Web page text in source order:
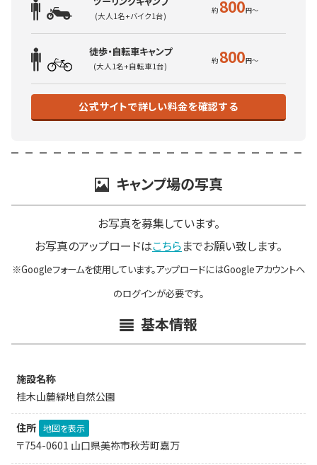
(大人1名+バイク1台) 800
徒歩・自転車キャンプ
(大人1名+自転車1台) 800
公式サイトで詳しい料金を確認する
キャンプ場の写真
お写真を募集しています。
お写真のアップロードはこちらまでお願い致します。
※Googleフォームを使用しています。アップロードにはGoogleアカウントへ
のログインが必要です。
基本情報
施設名称
桂木山麓緑地自然公園
住所 地図を表示
〒754-0601 山口県美祢市秋芳町嘉万